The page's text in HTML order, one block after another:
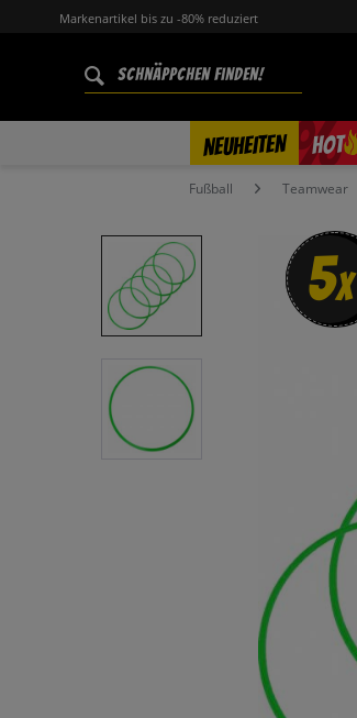
Markenartikel bis zu -80% reduziert
NEUHEITEN HOT
%
Fußball Teamwear
5x